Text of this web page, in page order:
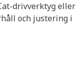
drivverktyg eller
och justering i